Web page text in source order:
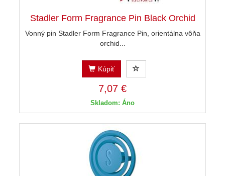
Stadler Form Fragrance Pin Black Orchid
Vonný pin Stadler Form Fragrance Pin, orientálna vôňa
orchid...
Kúpiť
7,07 €
Skladom: Áno